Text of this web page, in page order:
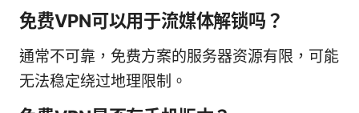
免费VPN可以用于流媒体解锁吗？
通常不可靠，免费方案的服务器资源有限，可能
无法稳定绕过地理限制。